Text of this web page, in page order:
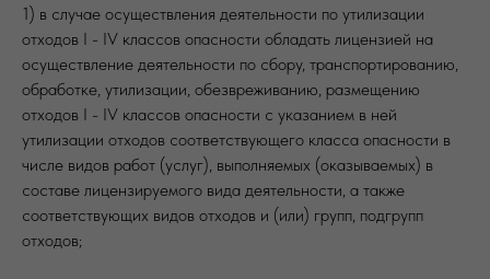
1) в случае осуществления деятельности по утилизации
отходов I - IV классов опасности обладать лицензией на
осуществление деятельности по сбору, транспортированию,
обработке, утилизации, обезвреживанию, размещению
отходов I - IV классов опасности с указанием в ней
утилизации отходов соответствующего класса опасности в
числе видов работ (услуг), выполняемых (оказываемых) в
составе лицензируемого вида деятельности, а также
соответствующих видов отходов и (или) групп, подгрупп
отходов;